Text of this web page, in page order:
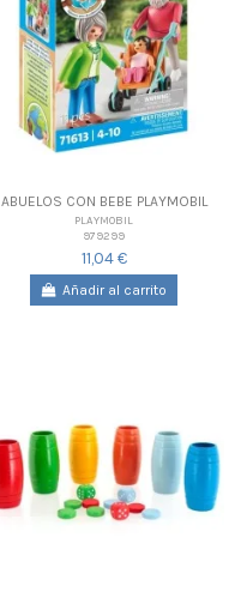
ABUELOS CON BEBE PLAYMOBIL
PLAYMOBIL
979299
11,04 €
Añadir al carrito